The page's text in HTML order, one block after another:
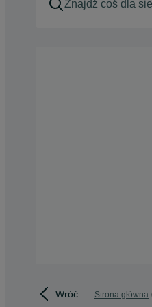
Wróć Strona główna